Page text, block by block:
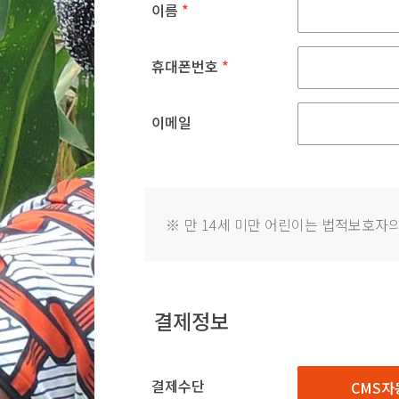
이름 *
휴대폰번호 *
이메일
※ 만 14세 미만 어린이는 법적보호자
결제정보
결제수단 CMS